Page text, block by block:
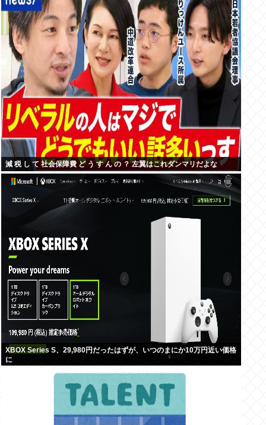
減 税 し て 社会保障費 ど う す ん の ？ 左翼はこれダンマリだよな
XBOX Series S、29,980円だったはずが、いつのまにか10万円近い価格
に